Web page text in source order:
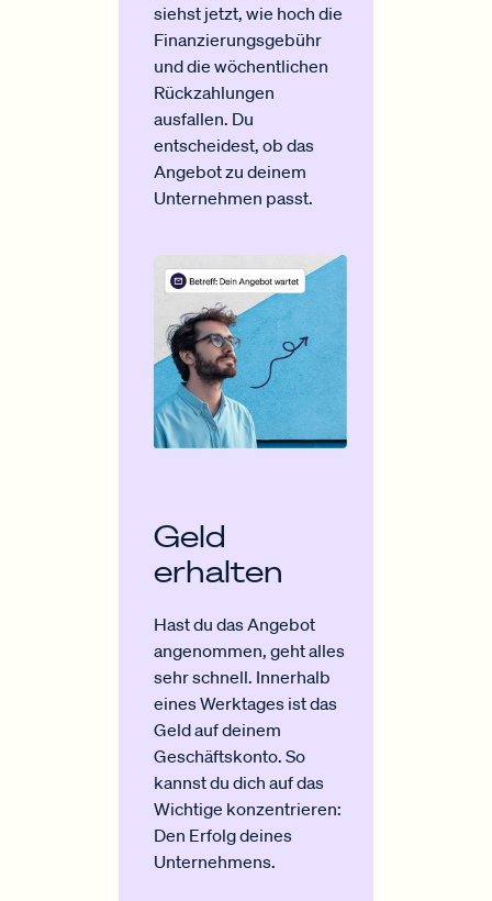
siehst jetzt, wie hoch die
Finanzierungsgebühr
und die wöchentlichen
Rückzahlungen
ausfallen. Du
entscheidest, ob das
Angebot zu deinem
Unternehmen passt.
Geld
erhalten
Hast du das Angebot
angenommen, geht alles
sehr schnell. Innerhalb
eines Werktages ist das
Geld auf deinem
Geschäftskonto. So
kannst du dich auf das
Wichtige konzentrieren:
Den Erfolg deines
Unternehmens.